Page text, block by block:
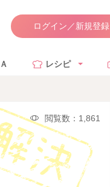
ログイン／新規登録
レシピ
閲覧数：1,861